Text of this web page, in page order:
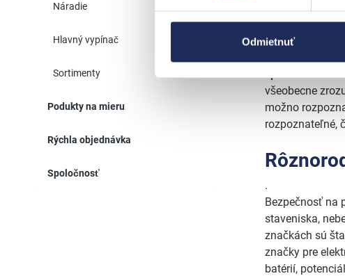
Odmietnuť
Náradie
Hlavný vypínač
Sortimenty
Podukty na mieru
Rýchla objednávka
Spoločnosť
Značky
Značky majú
správaniena
všeobecne
možno
rozpoznateľné,
.
Bezpečnosť na
staveniska,
značkách sú
značky pre
batérií,